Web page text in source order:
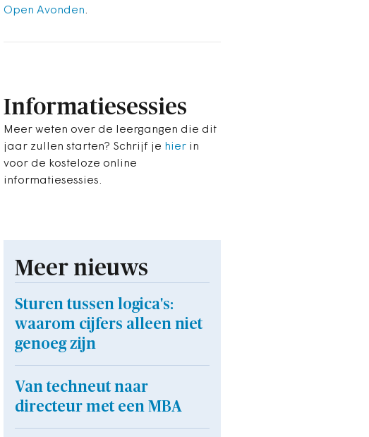
Open Avonden.
Informatiesessies
Meer weten over de leergangen die dit
jaar zullen starten? Schrijf je hier in
voor de kosteloze online
informatiesessies.
Meer nieuws
Sturen tussen logica's:
waarom cijfers alleen niet
genoeg zijn
Van techneut naar
directeur met een MBA